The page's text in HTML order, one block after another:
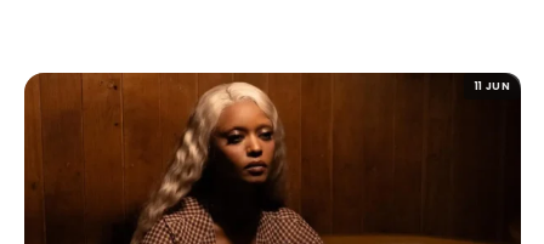
11 JUN